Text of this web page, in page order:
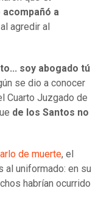
a
agredir al
soy abogado tú
se dio a conocer
Cuarto Juzgado de
de los Santos no
de muerte, el
al uniformado: en su
habrían ocurrido